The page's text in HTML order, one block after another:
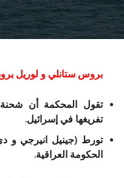
بروس ستانلي و لوريل
تقول المحكمة أن
تفريغها في إسرائيل.
تورط (جينيل انيرجي و
الحكومة العراقية.